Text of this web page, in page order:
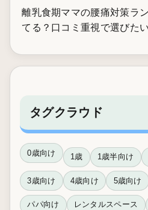
離乳食期ママの腰痛対策ラ
てる？口コミ重視で選びた
タグクラウド
0歳向け 1歳 1歳半向け
3歳向け 4歳向け 5歳向け
パパ向け レンタルスペース